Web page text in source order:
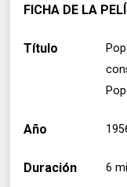
FICHA DE LA
Título
Año
Duración 6